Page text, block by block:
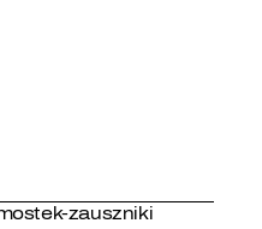
zauszniki